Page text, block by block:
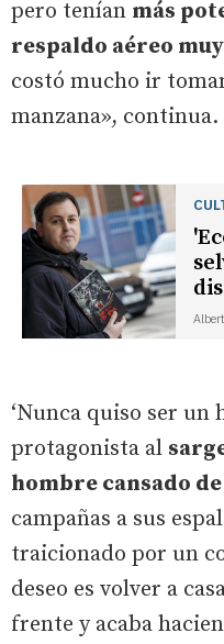
pero tenían más
respaldo aéreo
costó mucho ir
manzana», continua.
‘Nunca quiso ser un
protagonista al
hombre cansado
campañas a sus
traicionado por un
deseo es volver a
frente y acaba